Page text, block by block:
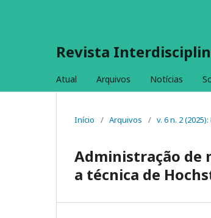
Revista
Atual Arquivos Notícias
Início / Arquivos / v. 6 n. 2
Administração de
a técnica de